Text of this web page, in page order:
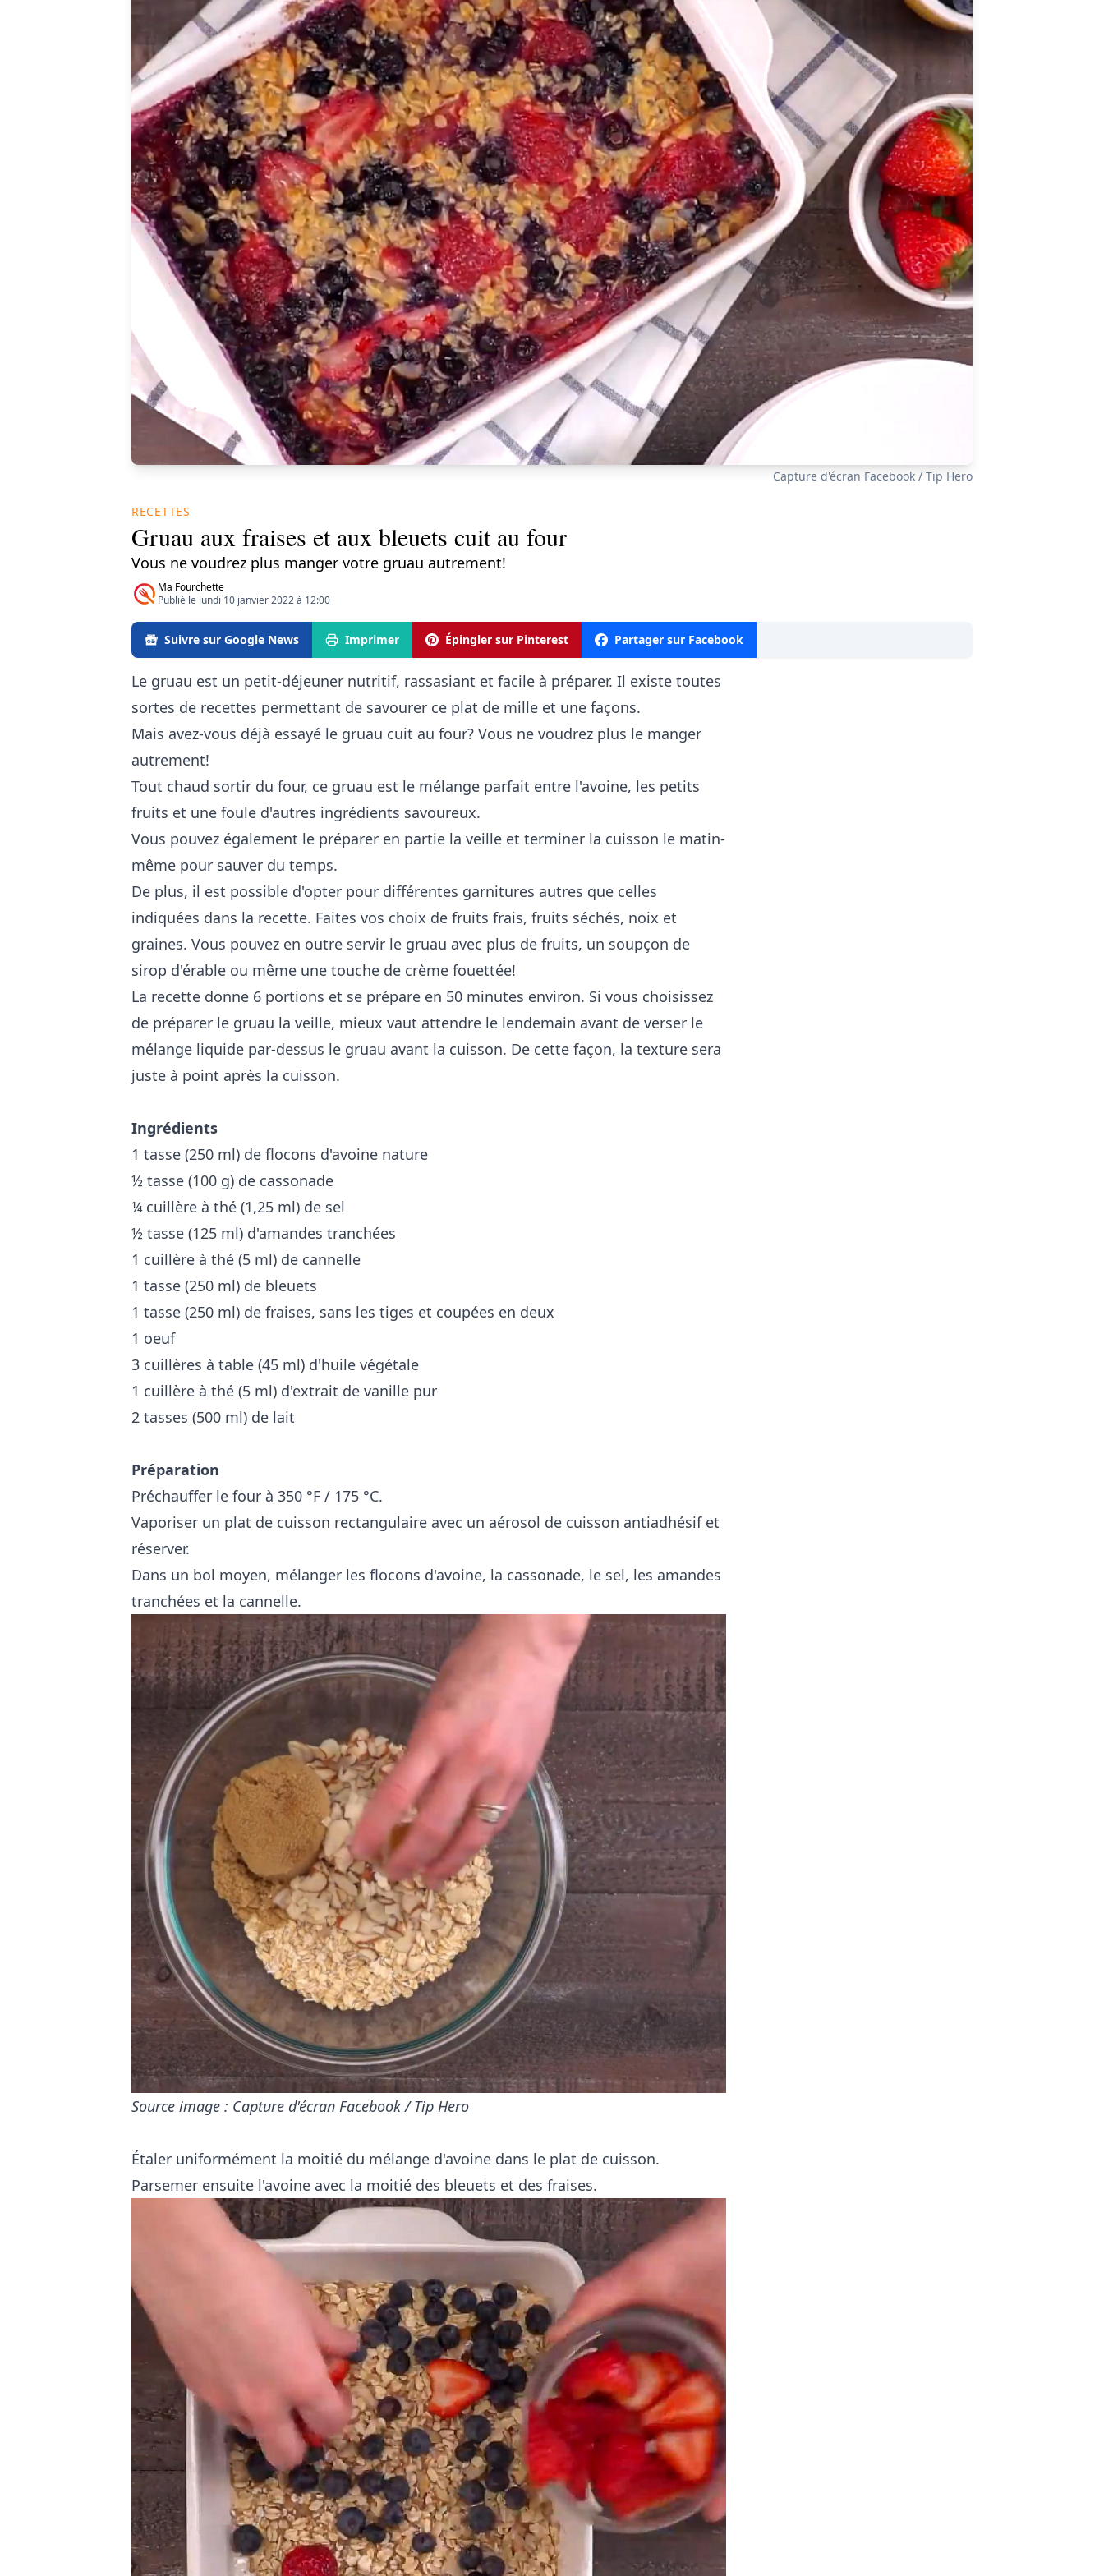
Capture d'écran Facebook / Tip Hero
RECETTES
Gruau aux fraises et aux bleuets cuit au four
Vous ne voudrez plus manger votre gruau autrement!
Ma Fourchette
Publié le lundi 10 janvier 2022 à 12:00
Suivre sur Google News Imprimer Épingler sur Pinterest Partager sur Facebook
Le gruau est un petit-déjeuner nutritif, rassasiant et facile à préparer. Il existe toutes
sortes de recettes permettant de savourer ce plat de mille et une façons.
Mais avez-vous déjà essayé le gruau cuit au four? Vous ne voudrez plus le manger
autrement!
Tout chaud sortir du four, ce gruau est le mélange parfait entre l'avoine, les petits
fruits et une foule d'autres ingrédients savoureux.
Vous pouvez également le préparer en partie la veille et terminer la cuisson le matin-
même pour sauver du temps.
De plus, il est possible d'opter pour différentes garnitures autres que celles
indiquées dans la recette. Faites vos choix de fruits frais, fruits séchés, noix et
graines. Vous pouvez en outre servir le gruau avec plus de fruits, un soupçon de
sirop d'érable ou même une touche de crème fouettée!
La recette donne 6 portions et se prépare en 50 minutes environ. Si vous choisissez
de préparer le gruau la veille, mieux vaut attendre le lendemain avant de verser le
mélange liquide par-dessus le gruau avant la cuisson. De cette façon, la texture sera
juste à point après la cuisson.
Ingrédients
1 tasse (250 ml) de flocons d'avoine nature
½ tasse (100 g) de cassonade
¼ cuillère à thé (1,25 ml) de sel
½ tasse (125 ml) d'amandes tranchées
1 cuillère à thé (5 ml) de cannelle
1 tasse (250 ml) de bleuets
1 tasse (250 ml) de fraises, sans les tiges et coupées en deux
1 oeuf
3 cuillères à table (45 ml) d'huile végétale
1 cuillère à thé (5 ml) d'extrait de vanille pur
2 tasses (500 ml) de lait
Préparation
Préchauffer le four à 350 °F / 175 °C.
Vaporiser un plat de cuisson rectangulaire avec un aérosol de cuisson antiadhésif et
réserver.
Dans un bol moyen, mélanger les flocons d'avoine, la cassonade, le sel, les amandes
tranchées et la cannelle.
Source image : Capture d'écran Facebook / Tip Hero
Étaler uniformément la moitié du mélange d'avoine dans le plat de cuisson.
Parsemer ensuite l'avoine avec la moitié des bleuets et des fraises.